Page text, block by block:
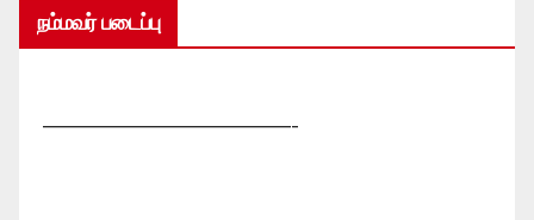
நம்மவர் படைப்பு
—————————————-